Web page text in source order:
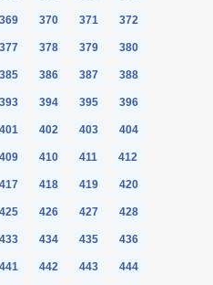
369 370 371 372
377 378 379 380
385 386 387 388
393 394 395 396
401 402 403 404
409 410 411 412
417 418 419 420
425 426 427 428
433 434 435 436
441 442 443 444